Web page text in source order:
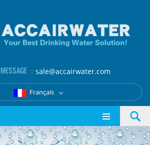
： sale@accairwater.com
Français